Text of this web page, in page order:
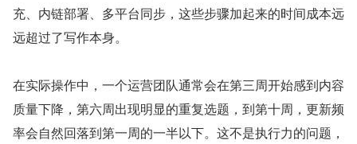
充、内链部署、多平台同步，这些步骤加起来的时间成本远
远超过了写作本身。
在实际操作中，一个运营团队通常会在第三周开始感到内容
质量下降，第六周出现明显的重复选题，到第十周，更新频
率会自然回落到第一周的一半以下。这不是执行力的问题，